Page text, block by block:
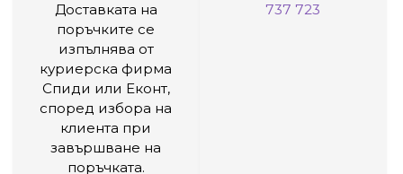
Доставката на
поръчките се
изпълнява от
куриерска фирма
Спиди или Еконт,
според избора на
клиента при
завършване на
поръчката.
737 723